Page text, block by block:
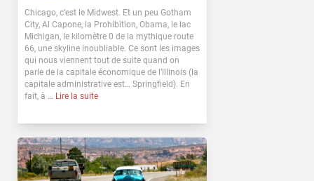
Chicago, c’est le Midwest. Et un peu Gotham
City, Al Capone, la Prohibition, Obama, le lac
Michigan, le kilomètre 0 de la mythique route
66, une skyline inoubliable. Ce sont les images
qui nous viennent tout de suite quand on
parle de la capitale économique de l’Illinois (la
capitale administrative est… Springfield). En
fait, à … Lire la suite